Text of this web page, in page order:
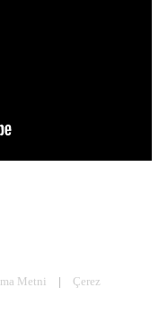
Metni |
Çerez